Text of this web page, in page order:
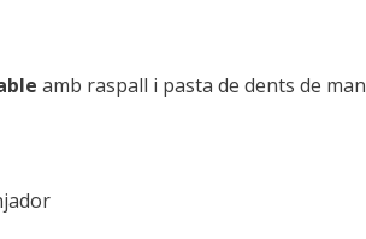
amb raspall i pasta de dents de